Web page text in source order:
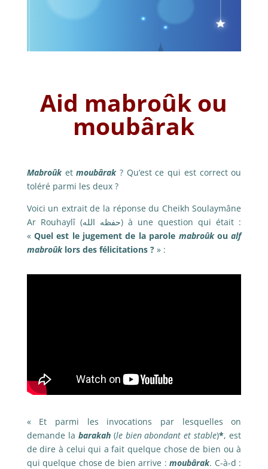
Aid mabroûk ou
moubârak
Mabroûk etmoubârak ? Qu’est ce qui est correct ou
toléré parmi les deux ?
Voici un extrait de la réponse du Cheikh Soulaymâne
Ar Rouhaylî (حفظه الله) à une question qui était :
«Quel est le jugement de la parole mabroûkoualf
mabroûklors des félicitations ?» :
« Et parmi les invocations par lesquelles on
demande la barakah (le bien abondant et stable)*, est
de dire à celui qui a fait quelque chose de bien ou à
qui quelque chose de bien arrive :moubârak. C-à-d :